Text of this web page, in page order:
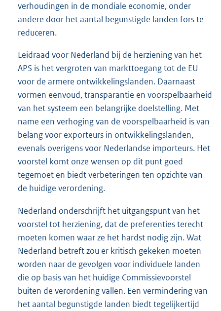
verhoudingen in de mondiale economie, onder
andere door het aantal begunstigde landen fors te
reduceren.
Leidraad voor Nederland bij de herziening van het
APS is het vergroten van markttoegang tot de EU
voor de armere ontwikkelingslanden. Daarnaast
vormen eenvoud, transparantie en voorspelbaarheid
van het systeem een belangrijke doelstelling. Met
name een verhoging van de voorspelbaarheid is van
belang voor exporteurs in ontwikkelingslanden,
evenals overigens voor Nederlandse importeurs. Het
voorstel komt onze wensen op dit punt goed
tegemoet en biedt verbeteringen ten opzichte van
de huidige verordening.
Nederland onderschrijft het uitgangspunt van het
voorstel tot herziening, dat de preferenties terecht
moeten komen waar ze het hardst nodig zijn. Wat
Nederland betreft zou er kritisch gekeken moeten
worden naar de gevolgen voor individuele landen
die op basis van het huidige Commissievoorstel
buiten de verordening vallen. Een vermindering van
het aantal begunstigde landen biedt tegelijkertijd